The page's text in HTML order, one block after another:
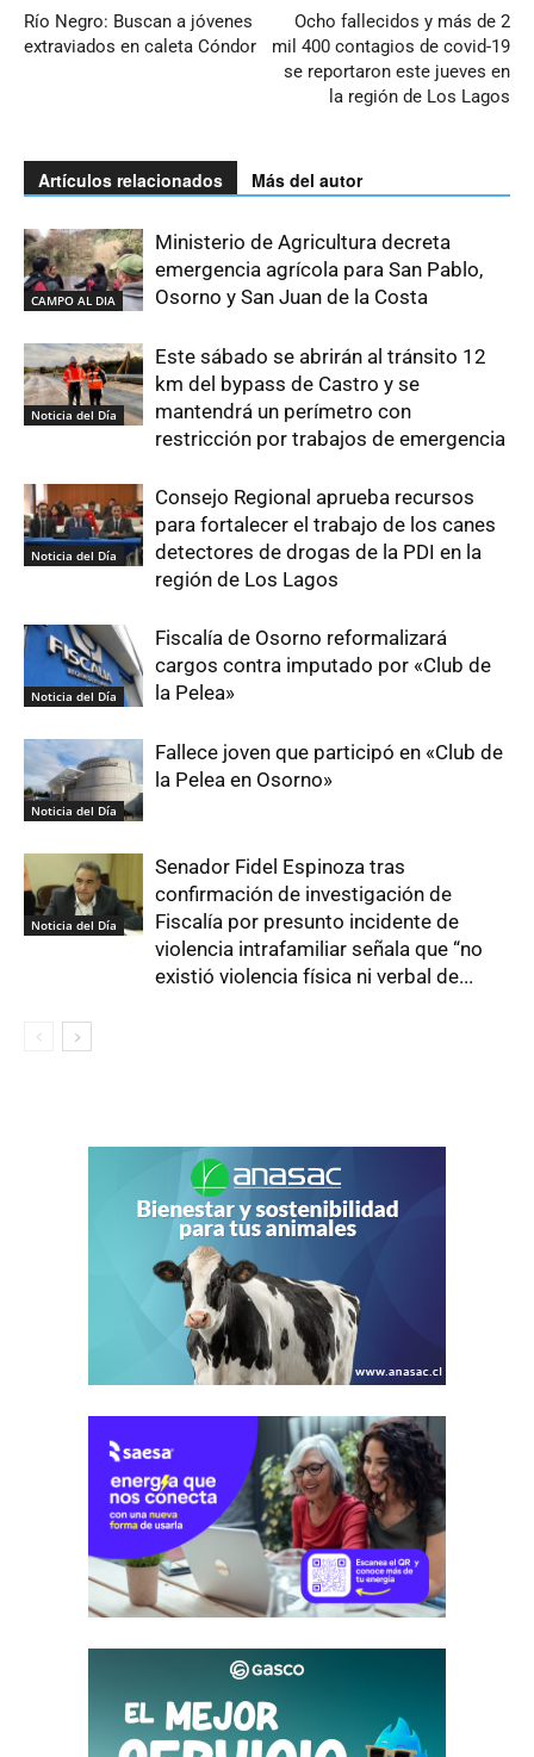
Río Negro: Buscan a jóvenes
extraviados en caleta Cóndor
Ocho fallecidos y más de 2
mil 400 contagios de covid-19
se reportaron este jueves en
la región de Los Lagos
Artículos relacionados Más del autor
CAMPO AL DIA
Ministerio de Agricultura decreta
emergencia agrícola para San Pablo,
Osorno y San Juan de la Costa
Noticia del Día
Este sábado se abrirán al tránsito 12
km del bypass de Castro y se
mantendrá un perímetro con
restricción por trabajos de emergencia
Noticia del Día
Consejo Regional aprueba recursos
para fortalecer el trabajo de los canes
detectores de drogas de la PDI en la
región de Los Lagos
Noticia del Día
Fiscalía de Osorno reformalizará
cargos contra imputado por «Club de
la Pelea»
Noticia del Día
Fallece joven que participó en «Club de
la Pelea en Osorno»
Noticia del Día
Senador Fidel Espinoza tras
confirmación de investigación de
Fiscalía por presunto incidente de
violencia intrafamiliar señala que “no
existió violencia física ni verbal de...